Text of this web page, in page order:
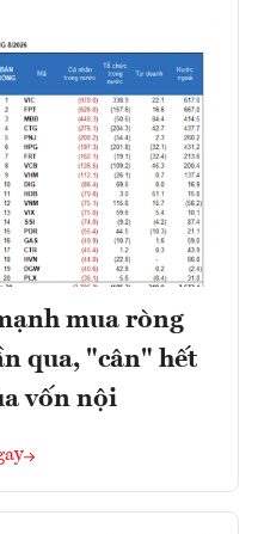
mua ròng
qua, "cân" hết
vốn nội